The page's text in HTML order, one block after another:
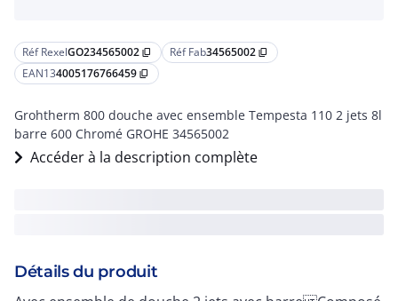
Réf RexelGO234565002 content_copy Réf Fab34565002 content_copy
EAN134005176766459 content_copy
Grohtherm 800 douche avec ensemble Tempesta 110 2 jets 8l
barre 600 Chromé GROHE 34565002
Accéder à la description complète
Détails du produit